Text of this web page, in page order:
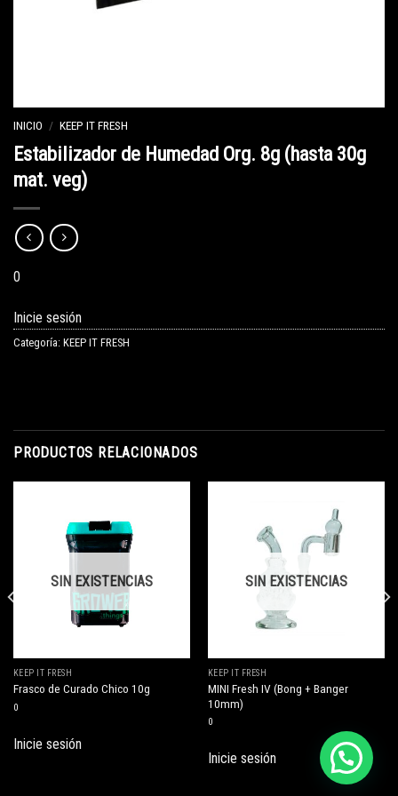
INICIO / KEEP IT FRESH
Estabilizador de Humedad Org. 8g (hasta 30g
mat. veg)
0
Inicie sesión
Categoría: KEEP IT FRESH
PRODUCTOS RELACIONADOS
SIN EXISTENCIAS
KEEP IT FRESH
Frasco de Curado Chico 10g
0
Inicie sesión
SIN EXISTENCIAS
KEEP IT FRESH
MINI Fresh IV (Bong + Banger
10mm)
0
Inicie sesión